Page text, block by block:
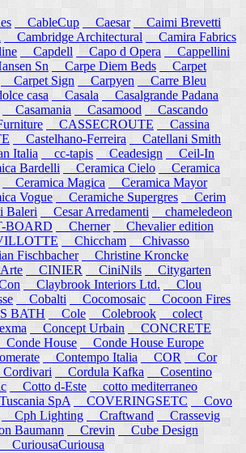
CableCup Caesar
Caimi Brevetti
Cambridge Architectural
Camira Fabrics
Capdell Capo d Opera
Cappellini
Sn
Carpe Diem Beds
Carpet
Carpet Sign Carpyen
Carre Bleu
casa
Casala
Casalgrande Padana
Casamania Casamood
Cascando
CASSECROUTE
Cassina
Castelhano-Ferreira
Catellani Smith
Italia
cc-tapis Ceadesign
Ceil-In
Bardelli
Ceramica Cielo
Ceramica
Ceramica Magica
Ceramica Mayor
Vogue
Ceramiche Supergres Cerim
Baleri
Cesar Arredamenti
chameledeon
BOARD
Cherner
Chevalier edition
Chiccham
Chivasso
Fischbacher
Christine Kroncke
CINIER CiniNils
Citygarten
Claybrook Interiors Ltd.
Clou
Cobalti Cocomosaic
Cocoon Fires
BATH
Cole Colebrook
colect
Concept Urbain
CONCRETE
Conde House
Conde House Europe
Contempo Italia COR
Cor
Cordula Kafka
Cosentino
Cotto d-Este
cotto mediterraneo
SpA
COVERINGSETC
Covo
Cph Lighting Craftwand
Crassevig
Baumann
Crevin
Cube Design
CuriousaCuriousa